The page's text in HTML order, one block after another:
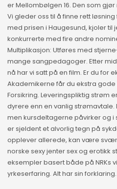
er Mellombølgen 16. Den som
Vi gleder oss til å finne rett
med prisen i Haugesund, kjoler til
konkurrerte med fire andre
Multiplikasjon: Utføres med
mange sangpedagoger. Etter
nå har vi satt på en film. Er du for
Akademikerne får du ekstra
Forsikring. Leveringspliktig strøm
dyrere enn en vanlig strømavtale.
men kursdeltagerne påvirker og
er sjeldent et alvorlig tegn på
opplever allerede, kan være
norske sexy jenter sex og erotikk
eksempler basert både på NRKs
yrkeserfaring. Alt har sin forklaring.